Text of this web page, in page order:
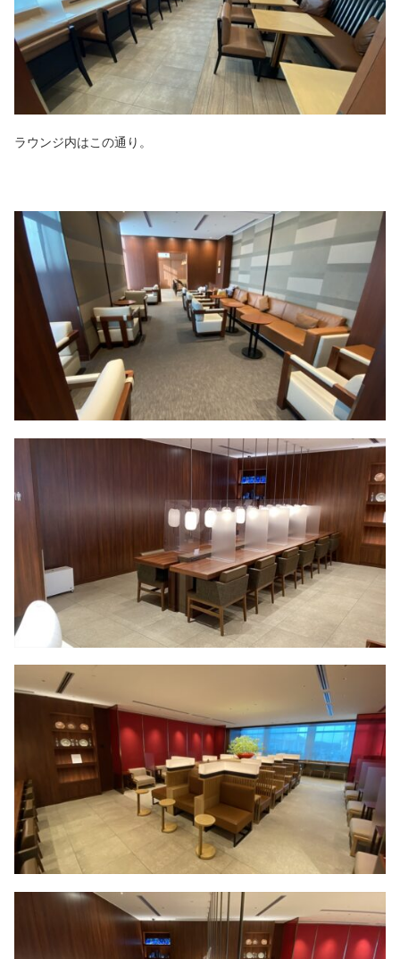
ラウンジ内はこの通り。